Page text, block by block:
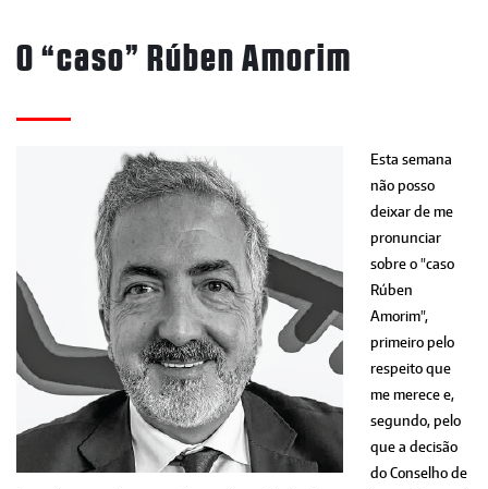
O “caso” Rúben Amorim
Esta semana
não posso
deixar de me
pronunciar
sobre o "caso
Rúben
Amorim",
primeiro pelo
respeito que
me merece e,
segundo, pelo
que a decisão
do Conselho de